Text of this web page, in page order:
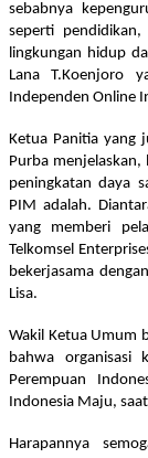
sebabnya
seperti pendidikan,
lingkungan hidup
Lana T.Koenjoro
Independen Online
Ketua Panitia yang
Purba
peningkatan daya
PIM adalah.
yang memberi
Telkomsel
bekerjasama
Lisa.
Wakil Ketua Umum
bahwa organisasi
Perempuan
Indonesia Maju,
Harapannya